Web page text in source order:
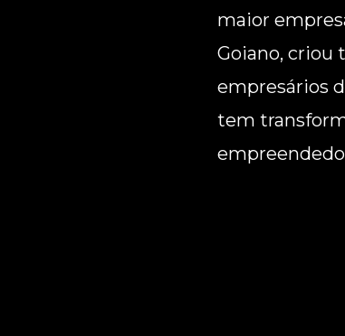
maior
Goiano, criou
empresários
tem